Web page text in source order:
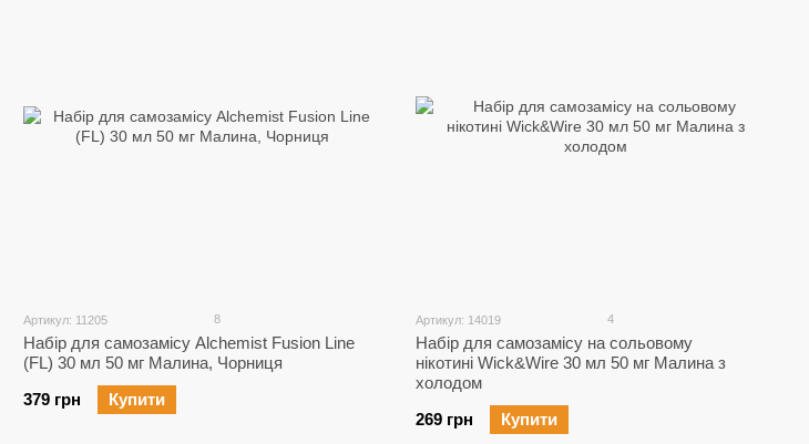
Артикул: 11205 8
Набір для самозамісу Alchemist Fusion Line
(FL) 30 мл 50 мг Малина, Чорниця
379 грн
Купити
Артикул: 14019 4
Набір для самозамісу на сольовому
нікотині Wick&Wire 30 мл 50 мг Малина з
холодом
269 грн
Купити